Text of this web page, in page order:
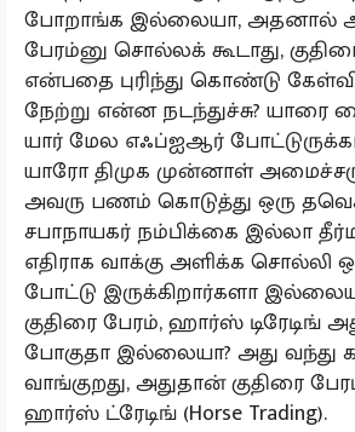
போறாங்க இல்லையா, அதனால்
பேரம்னு சொல்லக் கூடாது,
என்பதை புரிந்து கொண்டு
நேற்று என்ன நடந்துச்சு? யாரை
யார் மேல எஃப்ஐஆர்
யாரோ திமுக முன்னாள்
அவரு பணம் கொடுத்து ஒரு
சபாநாயகர் நம்பிக்கை இல்லா
எதிராக வாக்கு அளிக்க சொல்லி
போட்டு இருக்கிறார்களா
குதிரை பேரம், ஹார்ஸ் டிரேடிங்
போகுதா இல்லையா? அது வந்து
வாங்குறது, அதுதான் குதிரை
ஹார்ஸ் ட்ரேடிங் (Horse Trading).